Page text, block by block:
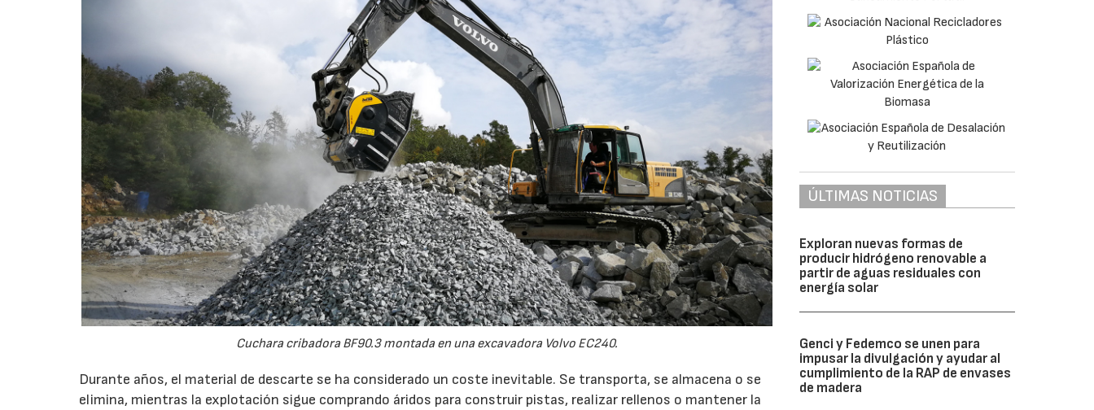
Cuchara cribadora BF90.3 montada en una excavadora Volvo EC240.
Durante años, el material de descarte se ha considerado un coste inevitable. Se transporta, se almacena o se
elimina, mientras la explotación sigue comprando áridos para construir pistas, realizar rellenos o mantener la
ÚLTIMAS NOTICIAS
Exploran nuevas formas de
producir hidrógeno renovable a
partir de aguas residuales con
energía solar
Genci y Fedemco se unen para
impusar la divulgación y ayudar al
cumplimiento de la RAP de envases
de madera